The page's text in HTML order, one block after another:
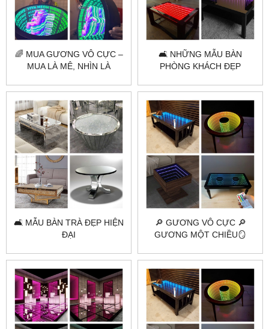
🌈 MUA GƯƠNG VÔ CỰC –
MUA LÀ MÊ, NHÌN LÀ
🛋️ NHỮNG MẪU BÀN
PHÒNG KHÁCH ĐẸP
🛋️ MẪU BÀN TRÀ ĐẸP HIỆN
ĐẠI
🔎 GƯƠNG VÔ CỰC 🔎
GƯƠNG MỘT CHIỀU🪞